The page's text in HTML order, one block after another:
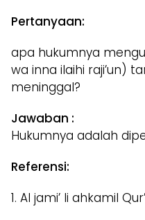
Pertanyaan:
apa hukumnya
wa inna ilaihi raji’un)
meninggal?
Jawaban :
Hukumnya adalah
Referensi:
1. Al jami’ li ahkamil